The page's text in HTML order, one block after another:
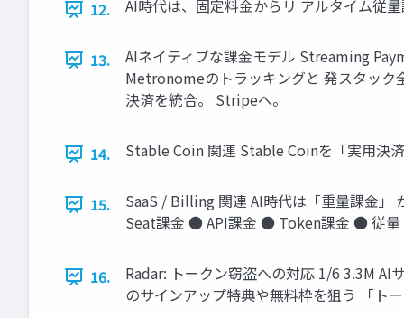
12. AI時代は、固定料金からリ アルタイム従
13.
AIネイティブな課金モデル Streaming
Metronomeのトラッキングと 発スタック
決済を統合。 Stripeへ。
14. Stable Coin 関連 Stable Coinを「実用
15.
SaaS / Billing 関連 AI時代は「重量課金」
Seat課金 ● API課金 ● Token課金 ● 従量
16.
Radar: トークン窃盗への対応 1/6 3.3M AI
のサインアップ特典や無料枠を狙う 「ト